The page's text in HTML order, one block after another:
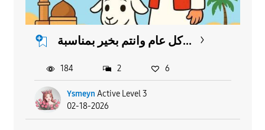
كل عام وانتم بخير بمناسبة...
Ysmeyn Active Level 3
02-18-2026
184 2 6